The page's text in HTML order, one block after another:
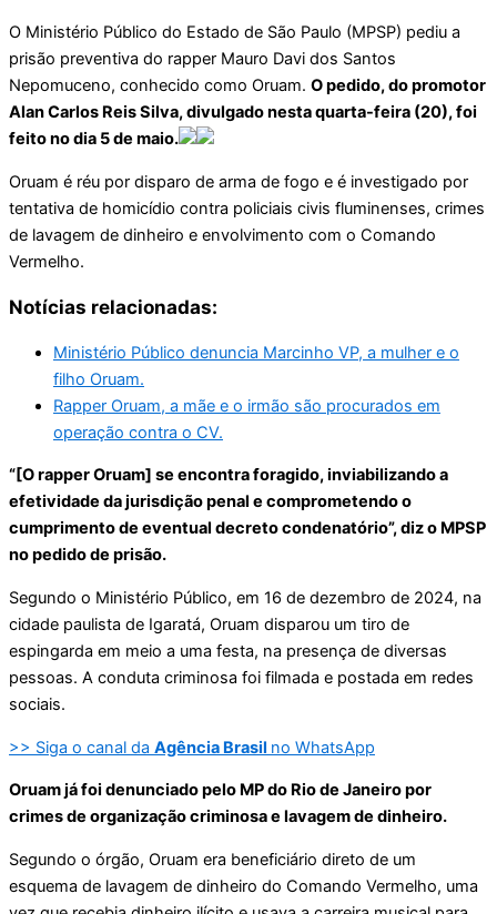
O Ministério Público do Estado de São Paulo (MPSP) pediu a
prisão preventiva do rapper Mauro Davi dos Santos
Nepomuceno, conhecido como Oruam. O pedido, do promotor
Alan Carlos Reis Silva, divulgado nesta quarta-feira (20), foi
feito no dia 5 de maio.
Oruam é réu por disparo de arma de fogo e é investigado por
tentativa de homicídio contra policiais civis fluminenses, crimes
de lavagem de dinheiro e envolvimento com o Comando
Vermelho.
Notícias relacionadas:
Ministério Público denuncia Marcinho VP, a mulher e o
filho Oruam.
Rapper Oruam, a mãe e o irmão são procurados em
operação contra o CV.
“[O rapper Oruam] se encontra foragido, inviabilizando a
efetividade da jurisdição penal e comprometendo o
cumprimento de eventual decreto condenatório”, diz o MPSP
no pedido de prisão.
Segundo o Ministério Público, em 16 de dezembro de 2024, na
cidade paulista de Igaratá, Oruam disparou um tiro de
espingarda em meio a uma festa, na presença de diversas
pessoas. A conduta criminosa foi filmada e postada em redes
sociais.
>> Siga o canal da Agência Brasil no WhatsApp
Oruam já foi denunciado pelo MP do Rio de Janeiro por
crimes de organização criminosa e lavagem de dinheiro.
Segundo o órgão, Oruam era beneficiário direto de um
esquema de lavagem de dinheiro do Comando Vermelho, uma